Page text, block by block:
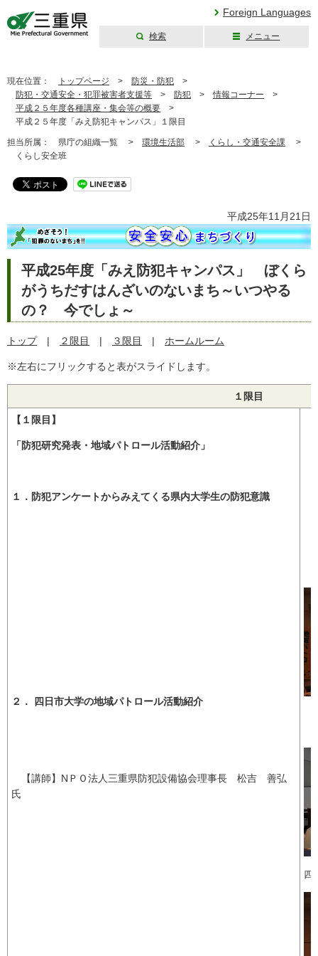
Foreign Languages
検索 メニュー
現在位置： トップページ > 防災・防犯 >
防犯・交通安全・犯罪被害者支援等 > 防犯 > 情報コーナー >
平成２５年度各種講座・集会等の概要 >
平成２５年度「みえ防犯キャンパス」１限目
担当所属： 県庁の組織一覧 > 環境生活部 > くらし・交通安全課 >
くらし安全班
平成25年11月21日
平成25年度「みえ防犯キャンパス」 ぼくら
がうちだすはんざいのないまち～いつやる
の？ 今でしょ～
トップ| ２限目 | ３限目 | ホームルーム
※左右にフリックすると表がスライドします。
１限目
【１限目】
「防犯研究発表・地域パトロール活動紹介」
１．防犯アンケートからみえてくる県内大学生の防犯意識
２． 四日市大学の地域パトロール活動紹介
【講師】NＰＯ法人三重県防犯設備協会理事長 松吉 善弘
氏
四